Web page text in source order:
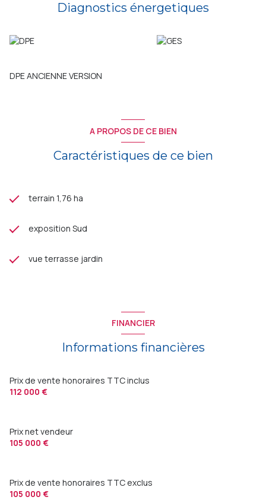
Diagnostics énergetiques
DPE ANCIENNE VERSION
A PROPOS DE CE BIEN
Caractéristiques de ce bien
terrain 1,76 ha
exposition Sud
vue terrasse jardin
FINANCIER
Informations financières
Prix de vente honoraires TTC inclus
112 000 €
Prix net vendeur
105 000 €
Prix de vente honoraires TTC exclus
105 000 €